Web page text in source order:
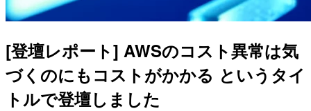
[登壇レポート] AWSのコスト異常は気
づくのにもコストがかかる というタイ
トルで登壇しました